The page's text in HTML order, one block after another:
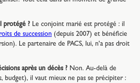
protégé ? Le conjoint marié est protégé : il
de succession (depuis 2007) et bénéficie
Le partenaire de PACS, lui, n'a pas droit
après un décès ? Non. Au-delà de
budget), il vaut mieux ne pas se précipiter :